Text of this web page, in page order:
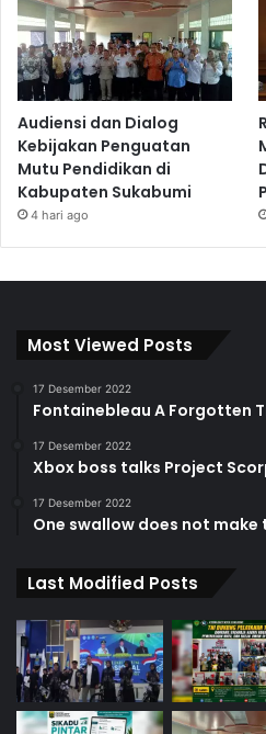
Audiensi dan Dialog
Kebijakan Penguatan
Mutu Pendidikan di
Kabupaten Sukabumi
4 hari ago
Most Viewed Posts
17 Desember 2022
Fontainebleau A Forgotten
17 Desember 2022
Xbox boss talks Project
17 Desember 2022
One swallow does not make
Last Modified Posts